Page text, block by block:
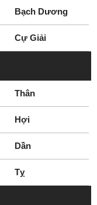
Bạch Dương
Cự Giải
Thân
Hợi
Dần
Tỵ